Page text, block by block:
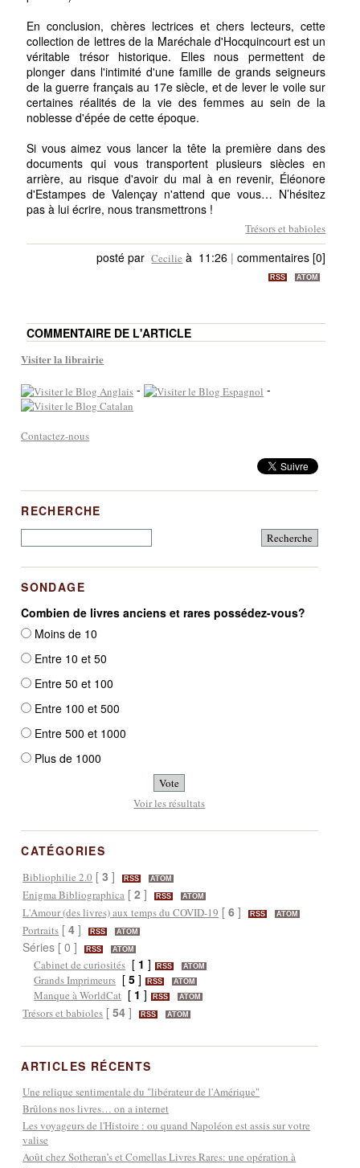
En conclusion, chères lectrices et chers lecteurs, cette
collection de lettres de la Maréchale d'Hocquincourt est un
véritable trésor historique. Elles nous permettent de
plonger dans l'intimité d'une famille de grands seigneurs
de la guerre français au 17e siècle, et de lever le voile sur
certaines réalités de la vie des femmes au sein de la
noblesse d'épée de cette époque.
Si vous aimez vous lancer la tête la première dans des
documents qui vous transportent plusieurs siècles en
arrière, au risque d'avoir du mal à en revenir, Éléonore
d'Estampes de Valençay n'attend que vous… N’hésitez
pas à lui écrire, nous transmettrons !
Trésors et babioles
posté par Cecilie à 11:26 |commentaires [0]
RSS ATOM
COMMENTAIRE DE L'ARTICLE
Visiter la librairie
- -
Contactez-nous
RECHERCHE
SONDAGE
Combien de livres anciens et rares possédez-vous?
Moins de 10
Entre 10 et 50
Entre 50 et 100
Entre 100 et 500
Entre 500 et 1000
Plus de 1000
Voir les résultats
CATÉGORIES
Bibliophilie 2.0 [3 ] RSS ATOM
Enigma Bibliographica [2 ] RSS ATOM
L'Amour (des livres) aux temps du COVID-19 [6 ] RSS ATOM
Portraits [4 ] RSS ATOM
Séries [ 0 ] RSS ATOM
Cabinet de curiosités [ 1 ] RSS ATOM
Grands Imprimeurs [5 ] RSS ATOM
Manque à WorldCat [ 1 ] RSS ATOM
Trésors et babioles [54 ] RSS ATOM
ARTICLES RÉCENTS
Une relique sentimentale du "libérateur de l'Amérique"
Brûlons nos livres… on a internet
Les voyageurs de l'Histoire : ou quand Napoléon est assis sur votre
valise
Août chez Sotheran’s et Comellas Livres Rares: une opération à